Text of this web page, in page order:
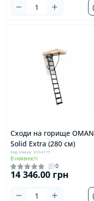
Сходи на горище OMAN
Solid Extra (280 см)
Код товару: 9994175
В наявності
0
14 346.00 грн